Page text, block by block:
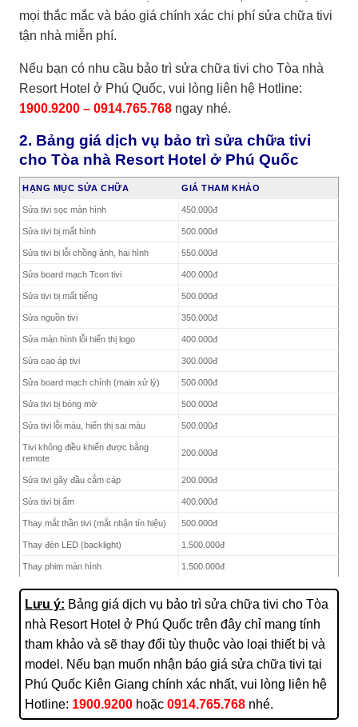
mọi thắc mắc và báo giá chính xác chi phí sửa chữa tivi
tận nhà miễn phí.
Nếu bạn có nhu cầu bảo trì sửa chữa tivi cho Tòa nhà
Resort Hotel ở Phú Quốc, vui lòng liên hệ Hotline:
1900.9200 – 0914.765.768 ngay nhé.
2. Bảng giá dịch vụ bảo trì sửa chữa tivi
cho Tòa nhà Resort Hotel ở Phú Quốc
HẠNG MỤC SỬA CHỮA GIÁ THAM KHẢO
Sửa tivi sọc màn hình 450.000đ
Sửa tivi bị mất hình 500.000đ
Sửa tivi bị lỗi chồng ảnh, hai hình 550.000đ
Sửa board mạch Tcon tivi 400.000đ
Sửa tivi bị mất tiếng 500.000đ
Sửa nguồn tivi 350.000đ
Sửa màn hình lỗi hiển thị logo 400.000đ
Sửa cao áp tivi 300.000đ
Sửa board mạch chính (main xử lý) 500.000đ
Sửa tivi bị bóng mờ 500.000đ
Sửa tivi lỗi màu, hiển thị sai màu 500.000đ
Tivi không điều khiển được bằng
remote
200.000đ
Sửa tivi gãy đầu cắm cáp 200.000đ
Sửa tivi bị ẩm 400.000đ
Thay mắt thần tivi (mắt nhận tín hiệu) 500.000đ
Thay đèn LED (backlight) 1.500.000đ
Thay phim màn hình 1.500.000đ
Thay cổng HDMI 1.500.000đ
Các lỗi khác Hotline:1900.9200 – 0914.765.768
Lưu ý: Bảng giá dịch vụ bảo trì sửa chữa tivi cho Tòa
nhà Resort Hotel ở Phú Quốc trên đây chỉ mang tính
tham khảo và sẽ thay đổi tùy thuộc vào loại thiết bị và
model. Nếu bạn muốn nhận báo giá sửa chữa tivi tại
Phú Quốc Kiên Giang chính xác nhất, vui lòng liên hệ
Hotline: 1900.9200 hoặc 0914.765.768 nhé.